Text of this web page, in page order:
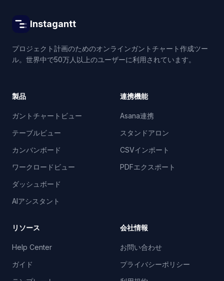
Instagantt
プロジェクト計画のためのオンラインガントチャート作成ツー
ル。世界中で50万人以上のユーザーに利用されています。
製品
ガントチャートビュー
テーブルビュー
カンバンボード
ワークロードビュー
ダッシュボード
AIアシスタント
連携機能
Asana連携
スタンドアロン
CSVインポート
PDFエクスポート
リソース
Help Center
ガイド
会社情報
お問い合わせ
プライバシーポリシー